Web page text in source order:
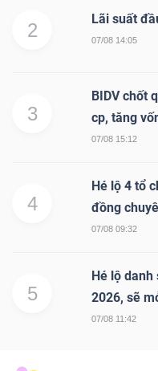
2
Lãi suất
07/08 14:05
3
BIDV chốt
cp, tăng
07/08 15:12
4
Hé lộ 4 tổ
đồng
07/08 09:32
5
Hé lộ
2026, sẽ
07/08 11:42